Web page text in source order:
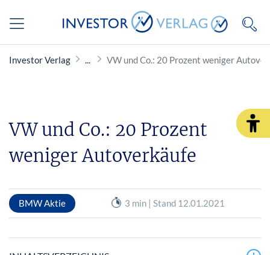
Investor Verlag VW und Co.: 20 Prozent weniger
VW und Co.: 20 Prozent
weniger Autoverkäufe
BMW Aktie 3 min | Stand 12.01.2021